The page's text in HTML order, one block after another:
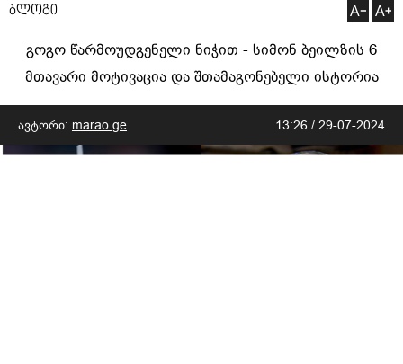
ბლოგი
გოგო წარმოუდგენელი ნიჭით - სიმონ ბეილზის 6
მთავარი მოტივაცია და შთამაგონებელი ისტორია
ავტორი: marao.ge 13:26 / 29-07-2024